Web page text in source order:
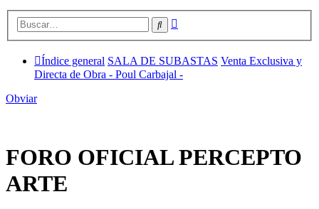
Buscar
Índice general SALA DE SUBASTAS Venta Exclusiva y
Directa de Obra - Poul Carbajal -
Obviar
FORO OFICIAL PERCEPTO
ARTE